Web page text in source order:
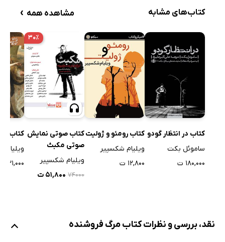
کتاب‌های مشابه مشاهده همه ›
کتاب در انتظار گودو
ساموئل بکت
۱۸۰,۰۰۰ ت
کتاب رومئو و ژولیت
ویلیام شکسپیر
۱۲,۸۰۰ ت
۳۰٪
کتاب صوتی نمایش
صوتی مکبث
ویلیام شکسپیر
۷۴۰۰۰ ۵۱,۸۰۰ ت
کتاب
ویلیام
۲۳۱,۰۰۰ ت
نقد، بررسی و نظرات کتاب مرگ فروشنده